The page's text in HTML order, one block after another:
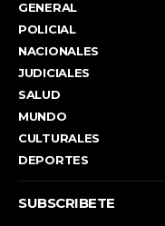
GENERAL
POLICIAL
NACIONALES
JUDICIALES
SALUD
MUNDO
CULTURALES
DEPORTES
SUBSCRIBETE